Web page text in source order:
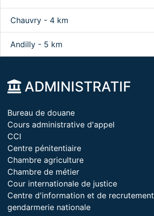
Chauvry - 4 km
Andilly - 5 km
ADMINISTRATIF
Bureau de douane
Cours administrative d'appel
CCI
Centre pénitentiaire
Chambre agriculture
Chambre de métier
Cour internationale de justice
Centre d'information et de
gendarmerie nationale